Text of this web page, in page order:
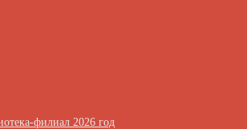
филиал 2026 год